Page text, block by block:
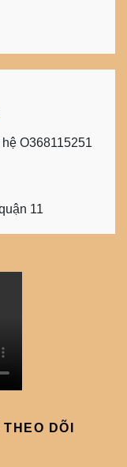
O368115251
11
DÕI